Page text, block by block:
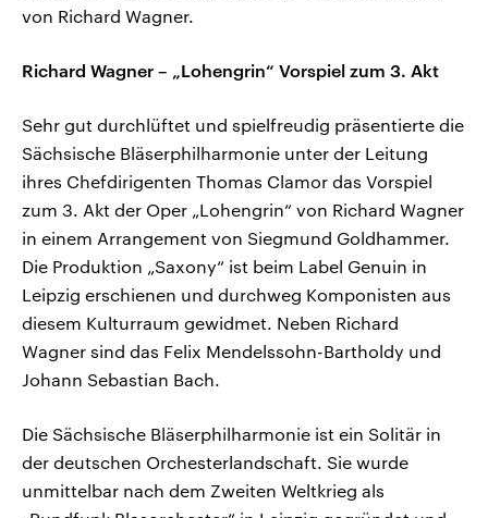
von Richard Wagner.
Richard Wagner – „Lohengrin“ Vorspiel zum 3. Akt
Sehr gut durchlüftet und spielfreudig präsentierte die
Sächsische Bläserphilharmonie unter der Leitung
ihres Chefdirigenten Thomas Clamor das Vorspiel
zum 3. Akt der Oper „Lohengrin“ von Richard Wagner
in einem Arrangement von Siegmund Goldhammer.
Die Produktion „Saxony“ ist beim Label Genuin in
Leipzig erschienen und durchweg Komponisten aus
diesem Kulturraum gewidmet. Neben Richard
Wagner sind das Felix Mendelssohn-Bartholdy und
Johann Sebastian Bach.
Die Sächsische Bläserphilharmonie ist ein Solitär in
der deutschen Orchesterlandschaft. Sie wurde
unmittelbar nach dem Zweiten Weltkrieg als